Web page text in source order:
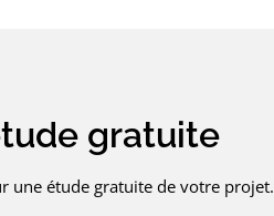
gratuite
une étude gratuite de votre projet.